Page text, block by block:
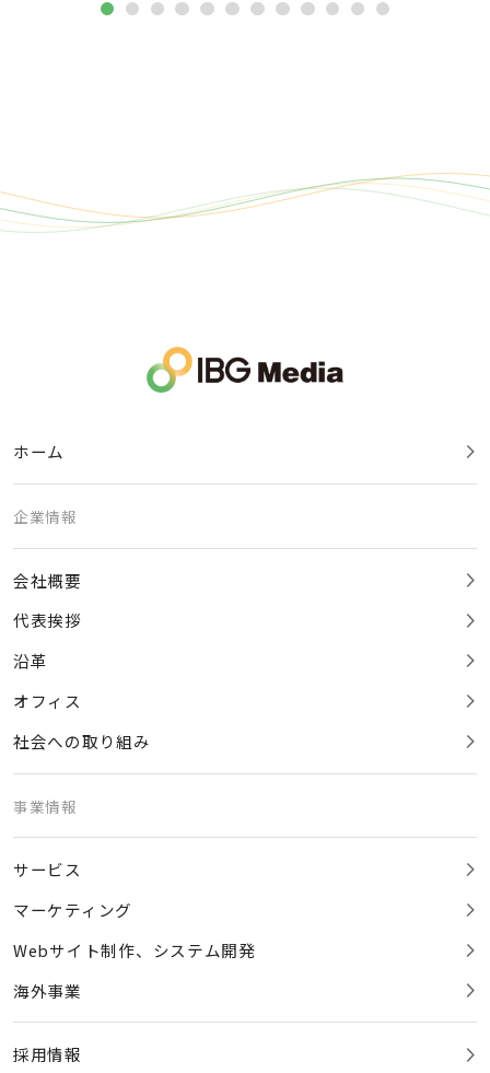
ホーム
企業情報
会社概要
代表挨拶
沿革
オフィス
社会への取り組み
事業情報
サービス
マーケティング
Webサイト制作、システム開発
海外事業
採用情報